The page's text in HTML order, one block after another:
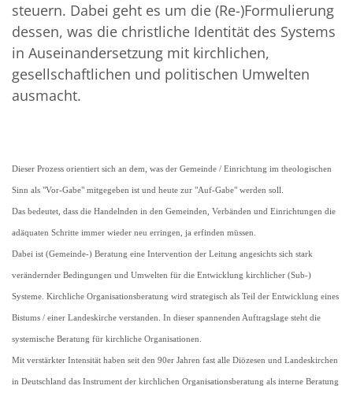
steuern. Dabei geht es um die (Re-)Formulierung
dessen, was die christliche Identität des Systems
in Auseinandersetzung mit kirchlichen,
gesellschaftlichen und politischen Umwelten
ausmacht.
Dieser Prozess orientiert sich an dem, was der Gemeinde / Einrichtung im theologischen
Sinn als "Vor-Gabe" mitgegeben ist und heute zur "Auf-Gabe" werden soll.
Das bedeutet, dass die Handelnden in den Gemeinden, Verbänden und Einrichtungen die
adäquaten Schritte immer wieder neu erringen, ja erfinden müssen.
Dabei ist (Gemeinde-) Beratung eine Intervention der Leitung angesichts sich stark
verändernder Bedingungen und Umwelten für die Entwicklung kirchlicher (Sub-)
Systeme. Kirchliche Organisationsberatung wird strategisch als Teil der Entwicklung eines
Bistums / einer Landeskirche verstanden. In dieser spannenden Auftragslage steht die
systemische Beratung für kirchliche Organisationen.
Mit verstärkter Intensität haben seit den 90er Jahren fast alle Diözesen und Landeskirchen
in Deutschland das Instrument der kirchlichen Organisationsberatung als interne Beratung